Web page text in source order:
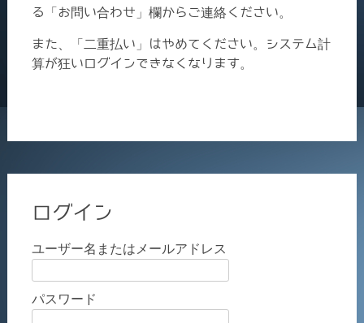
る「お問い合わせ」欄からご連絡ください。
また、「二重払い」はやめてください。システム計
算が狂いログインできなくなります。
ログイン
ユーザー名またはメールアドレス
パスワード